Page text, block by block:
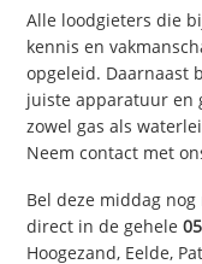
Alle loodgieters die
kennis en
opgeleid. Daarnaast
juiste apparatuur en
zowel gas als
Neem contact met
Bel deze middag
direct in de gehele
Hoogezand, Eelde,